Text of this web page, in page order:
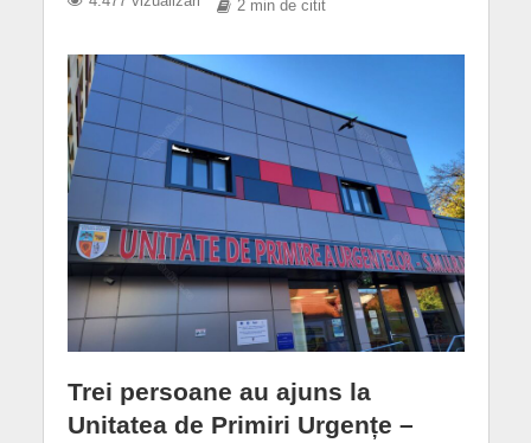
2 min de citit
Trei persoane au ajuns la
Unitatea de Primiri Urgențe –